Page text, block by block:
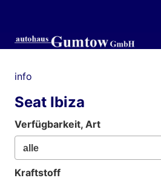
info
Seat Ibiza
Verfügbarkeit, Art
Kraftstoff